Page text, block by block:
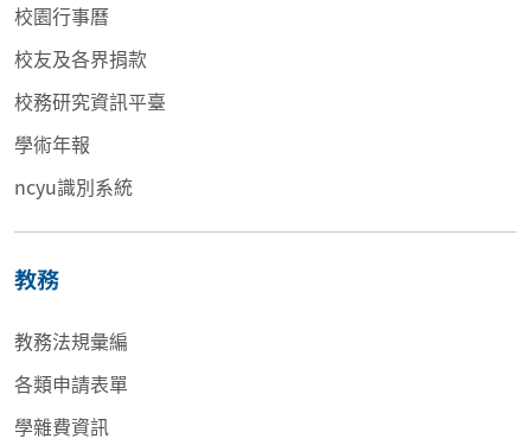
校園行事曆
校友及各界捐款
校務研究資訊平臺
學術年報
ncyu識別系統
教務
教務法規彙編
各類申請表單
學雜費資訊